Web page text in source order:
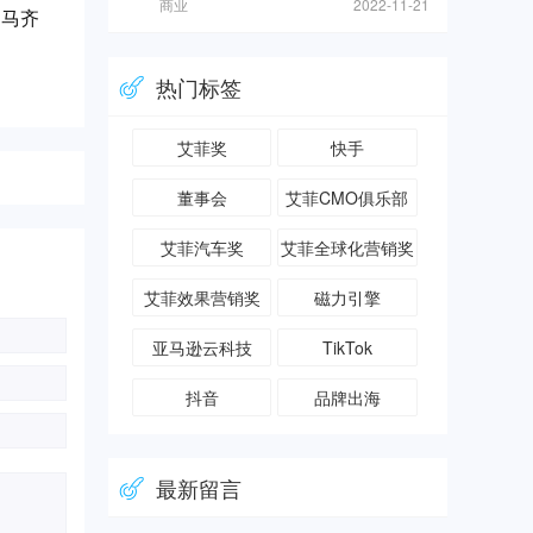
齐
商业 2022-11-21
热门标签
艾菲奖 快手
董事会 艾菲CMO俱乐部
艾菲汽车奖 艾菲全球化营销奖
艾菲效果营销奖 磁力引擎
亚马逊云科技 TikTok
抖音 品牌出海
最新留言